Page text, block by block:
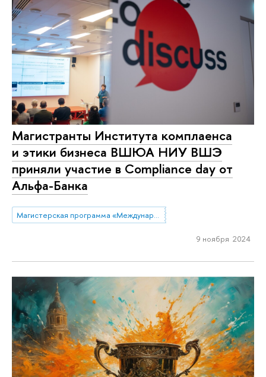
Магистранты Института комплаенса
и этики бизнеса ВШЮА НИУ ВШЭ
приняли участие в Compliance day от
Альфа-Банка
Магистерская программа «Международный корпоративный комплаенс и этика бизнеса»
9 ноября 2024